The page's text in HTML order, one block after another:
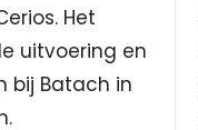
Het
uitvoering en
bij Batach in